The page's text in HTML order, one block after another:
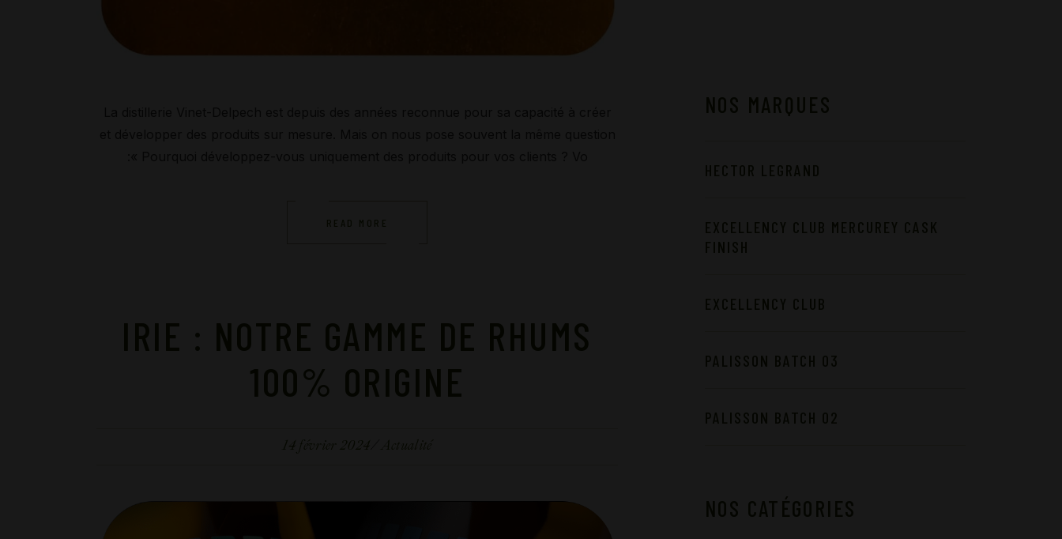
READ MORE
IRIE : NOTRE GAMME DE RHUMS
100% ORIGINE
14 février 2024 Actualité
NOS MARQUES
HECTOR LEGRAND
EXCELLENCY CLUB MERCUREY CASK
FINISH
EXCELLENCY CLUB
PALISSON BATCH 03
PALISSON BATCH 02
NOS CATÉGORIES